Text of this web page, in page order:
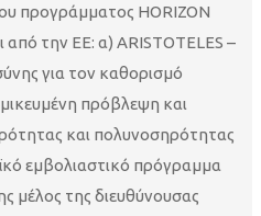
προγράμματος HORIZON
την ΕΕ: α) ARISTOTELES –
για τον καθορισμό
πρόβλεψη και
και πολυνοσηρότητας
εμβολιαστικό πρόγραμμα
μέλος της διευθύνουσας